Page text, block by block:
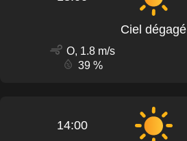
Ciel dégagé
O, 1.8 m/s
39 %
14:00